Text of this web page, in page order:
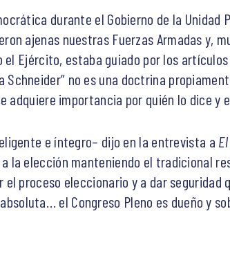
durante el Gobierno de la Unidad
ajenas nuestras Fuerzas Armadas y,
Ejército, estaba guiado por los
Schneider” no es una doctrina
importancia por quién lo dice y
e íntegro– dijo en la entrevista a
la elección manteniendo el tradicional
proceso eleccionario y a dar seguridad
el Congreso Pleno es dueño y